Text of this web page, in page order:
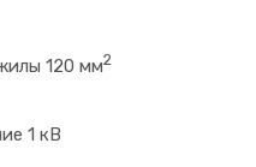
120 мм2
1 кВ